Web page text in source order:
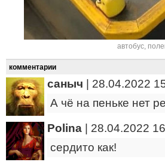
автобус,
комментарии
саныч
28.04.2022
А чё на пеньке нет
Polina
28.04.2022
сердито как!